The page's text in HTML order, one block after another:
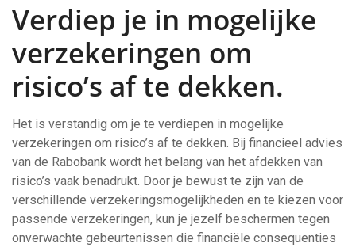
Verdiep je in mogelijke
verzekeringen om
risico’s af te dekken.
Het is verstandig om je te verdiepen in mogelijke
verzekeringen om risico’s af te dekken. Bij financieel advies
van de Rabobank wordt het belang van het afdekken van
risico’s vaak benadrukt. Door je bewust te zijn van de
verschillende verzekeringsmogelijkheden en te kiezen voor
passende verzekeringen, kun je jezelf beschermen tegen
onverwachte gebeurtenissen die financiële consequenties